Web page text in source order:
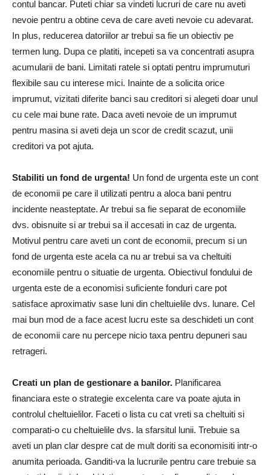
contul bancar. Puteti chiar sa vindeti lucruri de care nu aveti
nevoie pentru a obtine ceva de care aveti nevoie cu adevarat.
In plus, reducerea datoriilor ar trebui sa fie un obiectiv pe
termen lung. Dupa ce platiti, incepeti sa va concentrati asupra
acumularii de bani. Limitati ratele si optati pentru imprumuturi
flexibile sau cu interese mici. Inainte de a solicita orice
imprumut, vizitati diferite banci sau creditori si alegeti doar unul
cu cele mai bune rate. Daca aveti nevoie de un imprumut
pentru masina si aveti deja un scor de credit scazut, unii
creditori va pot ajuta.
Stabiliti un fond de urgenta! Un fond de urgenta este un cont
de economii pe care il utilizati pentru a aloca bani pentru
incidente neasteptate. Ar trebui sa fie separat de economiile
dvs. obisnuite si ar trebui sa il accesati in caz de urgenta.
Motivul pentru care aveti un cont de economii, precum si un
fond de urgenta este acela ca nu ar trebui sa va cheltuiti
economiile pentru o situatie de urgenta. Obiectivul fondului de
urgenta este de a economisi suficiente fonduri care pot
satisface aproximativ sase luni din cheltuielile dvs. lunare. Cel
mai bun mod de a face acest lucru este sa deschideti un cont
de economii care nu percepe nicio taxa pentru depuneri sau
retrageri.
Creati un plan de gestionare a banilor. Planificarea
financiara este o strategie excelenta care va poate ajuta in
controlul cheltuielilor. Faceti o lista cu cat vreti sa cheltuiti si
comparati-o cu cheltuielile dvs. la sfarsitul lunii. Trebuie sa
aveti un plan clar despre cat de mult doriti sa economisiti intr-o
anumita perioada. Ganditi-va la lucrurile pentru care trebuie sa